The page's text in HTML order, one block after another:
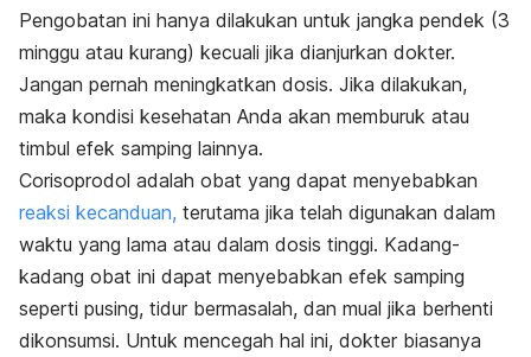
Pengobatan ini hanya dilakukan untuk jangka pendek (3
minggu atau kurang) kecuali jika dianjurkan dokter.
Jangan pernah meningkatkan dosis. Jika dilakukan,
maka kondisi kesehatan Anda akan memburuk atau
timbul efek samping lainnya.
Corisoprodol adalah obat yang dapat menyebabkan
reaksi kecanduan, terutama jika telah digunakan dalam
waktu yang lama atau dalam dosis tinggi. Kadang-
kadang obat ini dapat menyebabkan efek samping
seperti pusing, tidur bermasalah, dan mual jika berhenti
dikonsumsi. Untuk mencegah hal ini, dokter biasanya